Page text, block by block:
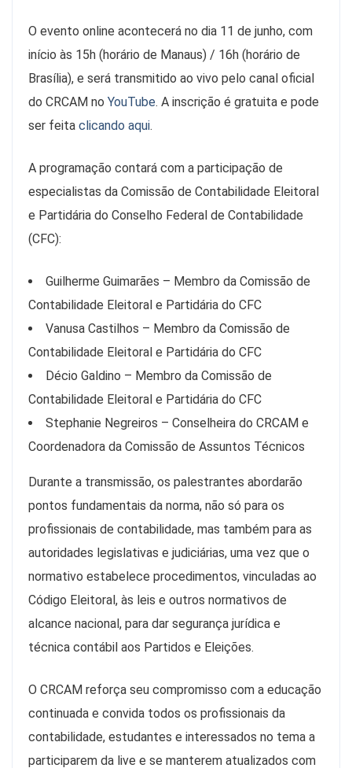
O evento online acontecerá no dia 11 de junho, com
início às 15h (horário de Manaus) / 16h (horário de
Brasília), e será transmitido ao vivo pelo canal oficial
do CRCAM no YouTube. A inscrição é gratuita e pode
ser feita clicando aqui.
A programação contará com a participação de
especialistas da Comissão de Contabilidade Eleitoral
e Partidária do Conselho Federal de Contabilidade
(CFC):
Guilherme Guimarães – Membro da Comissão de
Contabilidade Eleitoral e Partidária do CFC
Vanusa Castilhos – Membro da Comissão de
Contabilidade Eleitoral e Partidária do CFC
Décio Galdino – Membro da Comissão de
Contabilidade Eleitoral e Partidária do CFC
Stephanie Negreiros – Conselheira do CRCAM e
Coordenadora da Comissão de Assuntos Técnicos
Durante a transmissão, os palestrantes abordarão
pontos fundamentais da norma, não só para os
profissionais de contabilidade, mas também para as
autoridades legislativas e judiciárias, uma vez que o
normativo estabelece procedimentos, vinculadas ao
Código Eleitoral, às leis e outros normativos de
alcance nacional, para dar segurança jurídica e
técnica contábil aos Partidos e Eleições.
O CRCAM reforça seu compromisso com a educação
continuada e convida todos os profissionais da
contabilidade, estudantes e interessados no tema a
participarem da live e se manterem atualizados com